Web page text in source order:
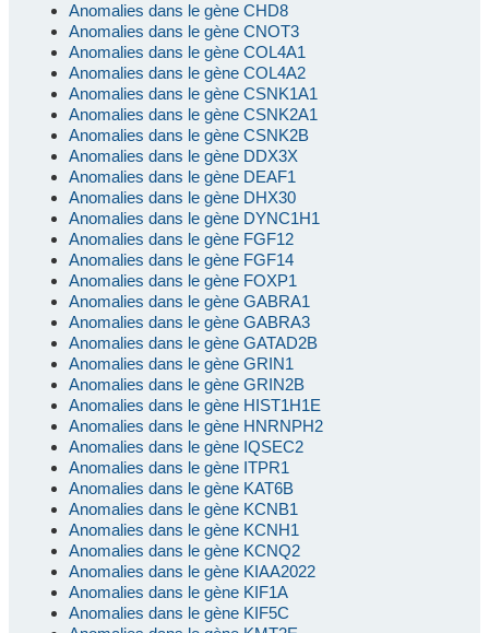
Anomalies dans le gène CHD8
Anomalies dans le gène CNOT3
Anomalies dans le gène COL4A1
Anomalies dans le gène COL4A2
Anomalies dans le gène CSNK1A1
Anomalies dans le gène CSNK2A1
Anomalies dans le gène CSNK2B
Anomalies dans le gène DDX3X
Anomalies dans le gène DEAF1
Anomalies dans le gène DHX30
Anomalies dans le gène DYNC1H1
Anomalies dans le gène FGF12
Anomalies dans le gène FGF14
Anomalies dans le gène FOXP1
Anomalies dans le gène GABRA1
Anomalies dans le gène GABRA3
Anomalies dans le gène GATAD2B
Anomalies dans le gène GRIN1
Anomalies dans le gène GRIN2B
Anomalies dans le gène HIST1H1E
Anomalies dans le gène HNRNPH2
Anomalies dans le gène IQSEC2
Anomalies dans le gène ITPR1
Anomalies dans le gène KAT6B
Anomalies dans le gène KCNB1
Anomalies dans le gène KCNH1
Anomalies dans le gène KCNQ2
Anomalies dans le gène KIAA2022
Anomalies dans le gène KIF1A
Anomalies dans le gène KIF5C